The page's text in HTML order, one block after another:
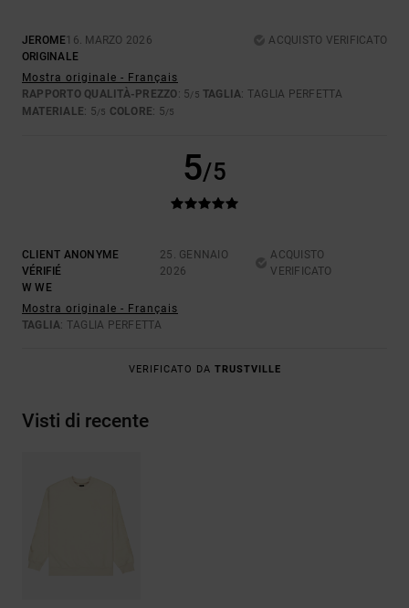
JEROME16. MARZO 2026
ACQUISTO VERIFICATO
ORIGINALE
Mostra originale - Français
RAPPORTO QUALITÀ-PREZZO: 5/5 TAGLIA: TAGLIA PERFETTA
MATERIALE: 5/5 COLORE: 5/5
5/5
CLIENT ANONYME
VÉRIFIÉ
25. GENNAIO
2026
ACQUISTO
VERIFICATO
W WE
Mostra originale - Français
TAGLIA: TAGLIA PERFETTA
VERIFICATO DA TRUSTVILLE
Visti di recente